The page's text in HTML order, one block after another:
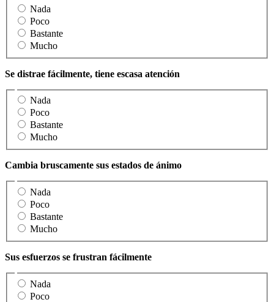
Nada
Poco
Bastante
Mucho
Se distrae fácilmente, tiene escasa atención
Nada
Poco
Bastante
Mucho
Cambia bruscamente sus estados de ánimo
Nada
Poco
Bastante
Mucho
Sus esfuerzos se frustran fácilmente
Nada
Poco